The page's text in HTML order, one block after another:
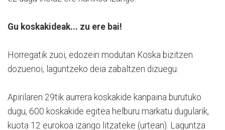
Gu koskakideak... zu ere bai!
Horregatik zuoi, edozein modutan Koska bizitzen
dozuenoi, laguntzeko deia zabaltzen dizuegu:
Apirilaren 29tik aurrera koskakide kanpaina burutuko
dugu, 600 koskakide egitea helburu markatu dugularik,
kuota 12 eurokoa izango litzateke (urtean). Laguntza